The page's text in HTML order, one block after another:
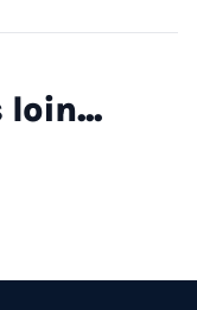
loin...